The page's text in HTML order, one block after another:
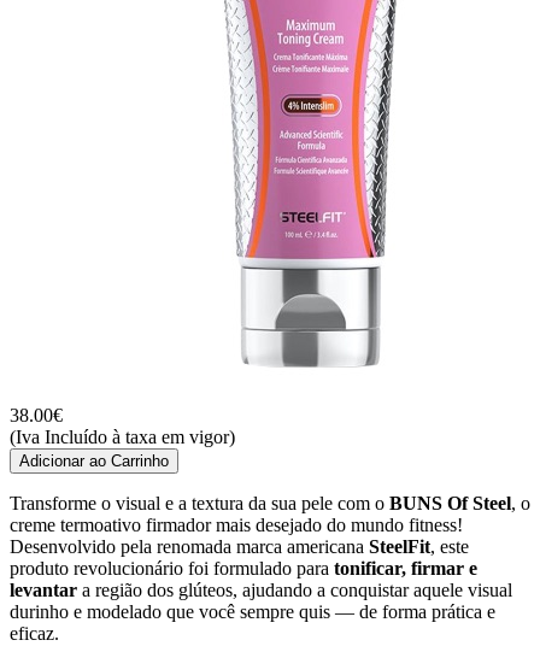
38.00€
(Iva Incluído à taxa em vigor)
Adicionar ao Carrinho
Transforme o visual e a textura da sua pele com o BUNS Of Steel, o
creme termoativo firmador mais desejado do mundo fitness!
Desenvolvido pela renomada marca americana SteelFit, este
produto revolucionário foi formulado para tonificar, firmar e
levantar a região dos glúteos, ajudando a conquistar aquele visual
durinho e modelado que você sempre quis — de forma prática e
eficaz.